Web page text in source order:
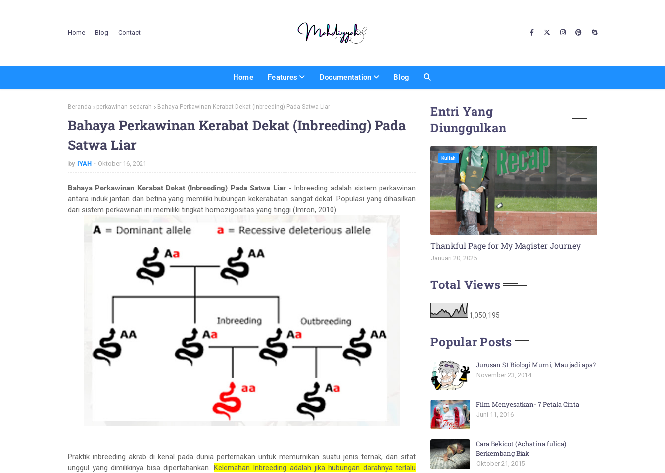
Home Blog Contact
Home Features Documentation Blog
Beranda perkawinan sedarah Bahaya Perkawinan Kerabat Dekat (Inbreeding) Pada Satwa Liar
Bahaya Perkawinan Kerabat Dekat (Inbreeding) Pada
Satwa Liar
by IYAH Oktober 16, 2021
Bahaya Perkawinan Kerabat Dekat (Inbreeding) Pada Satwa Liar- Inbreeding adalah sistem perkawinan
antara induk jantan dan betina yang memiliki hubungan kekerabatan sangat dekat. Populasi yang dihasilkan
dari sistem perkawinan ini memiliki tingkat homozigositas yang tinggi (Imron, 2010).
Praktik inbreeding akrab di kenal pada dunia perternakan untuk memurnikan suatu jenis ternak, dan sifat
unggul yang dimilikinya bisa dipertahankan. Kelemahan Inbreeding adalah jika hubungan darahnya terlalu
Entri Yang
Diunggulkan
Kuliah
Thankful Page for My Magister Journey
Januari 20, 2025
Total Views
1,050,195
Popular Posts
Jurusan S1 Biologi Murni, Mau jadi apa?
November 23, 2014
Film Menyesatkan- 7 Petala Cinta
Juni 11, 2016
Cara Bekicot (Achatina fulica)
Berkembang Biak
Oktober 21, 2015